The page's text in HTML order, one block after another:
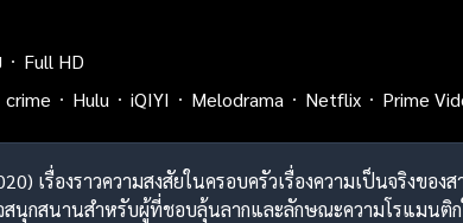
Full HD
crime Hulu iQIYI Melodrama Netflix Prime
เรื่องราวความสงสัยในครอบครัวเรื่องความเป็นจริงขอ
สนุกสนานสำหรับผู้ที่ชอบลุ้นลากและลักษณะความโรแมนติ